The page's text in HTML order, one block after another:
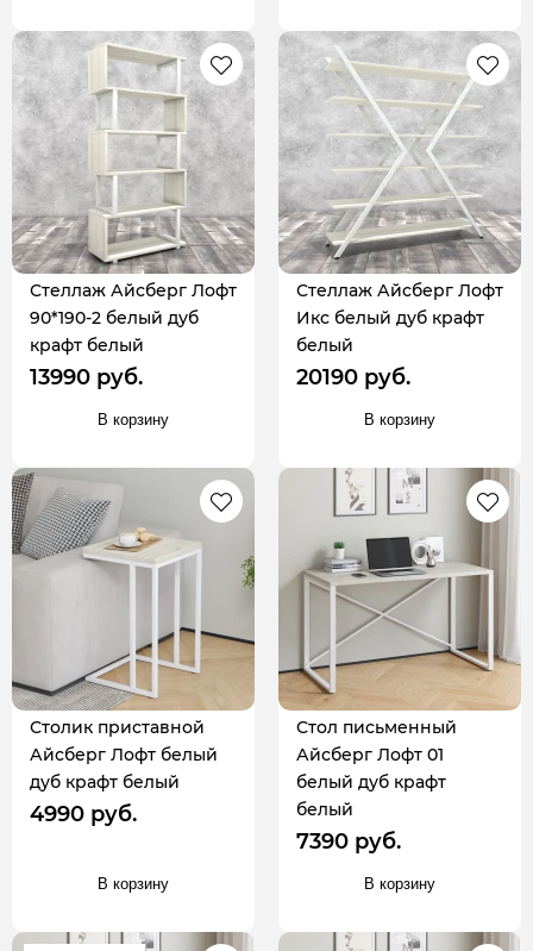
Стеллаж Айсберг Лофт
90*190-2 белый дуб
крафт белый
13990 руб.
В корзину
Стеллаж Айсберг Лофт
Икс белый дуб крафт
белый
20190 руб.
В корзину
Столик приставной
Айсберг Лофт белый
дуб крафт белый
4990 руб.
В корзину
Стол письменный
Айсберг Лофт 01
белый дуб крафт
белый
7390 руб.
В корзину